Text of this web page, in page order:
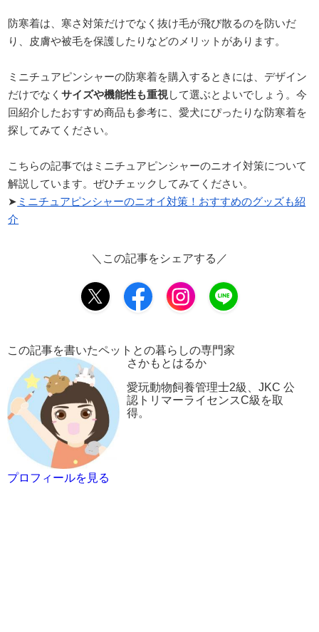
防寒着は、寒さ対策だけでなく抜け毛が飛び散るのを防いだ
り、皮膚や被毛を保護したりなどのメリットがあります。
ミニチュアピンシャーの防寒着を購入するときには、デザイン
だけでなくサイズや機能性も重視して選ぶとよいでしょう。今
回紹介したおすすめ商品も参考に、愛犬にぴったりな防寒着を
探してみてください。
こちらの記事ではミニチュアピンシャーのニオイ対策について
解説しています。ぜひチェックしてみてください。
➤ ミニチュアピンシャーのニオイ対策！おすすめのグッズも紹
介
＼この記事をシェアする／
この記事を書いたペットとの暮らしの専門家
さかもとはるか
愛玩動物飼養管理士2級、JKC 公
認トリマーライセンスC級を取
得。
プロフィールを見る